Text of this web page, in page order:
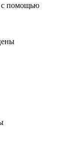
с помощью